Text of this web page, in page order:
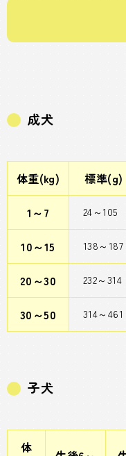
成犬
体重(kg) 標準(g)
1～7 24～105
10～15 138～187
20～30 232～314
30～50 314～461
子犬
体